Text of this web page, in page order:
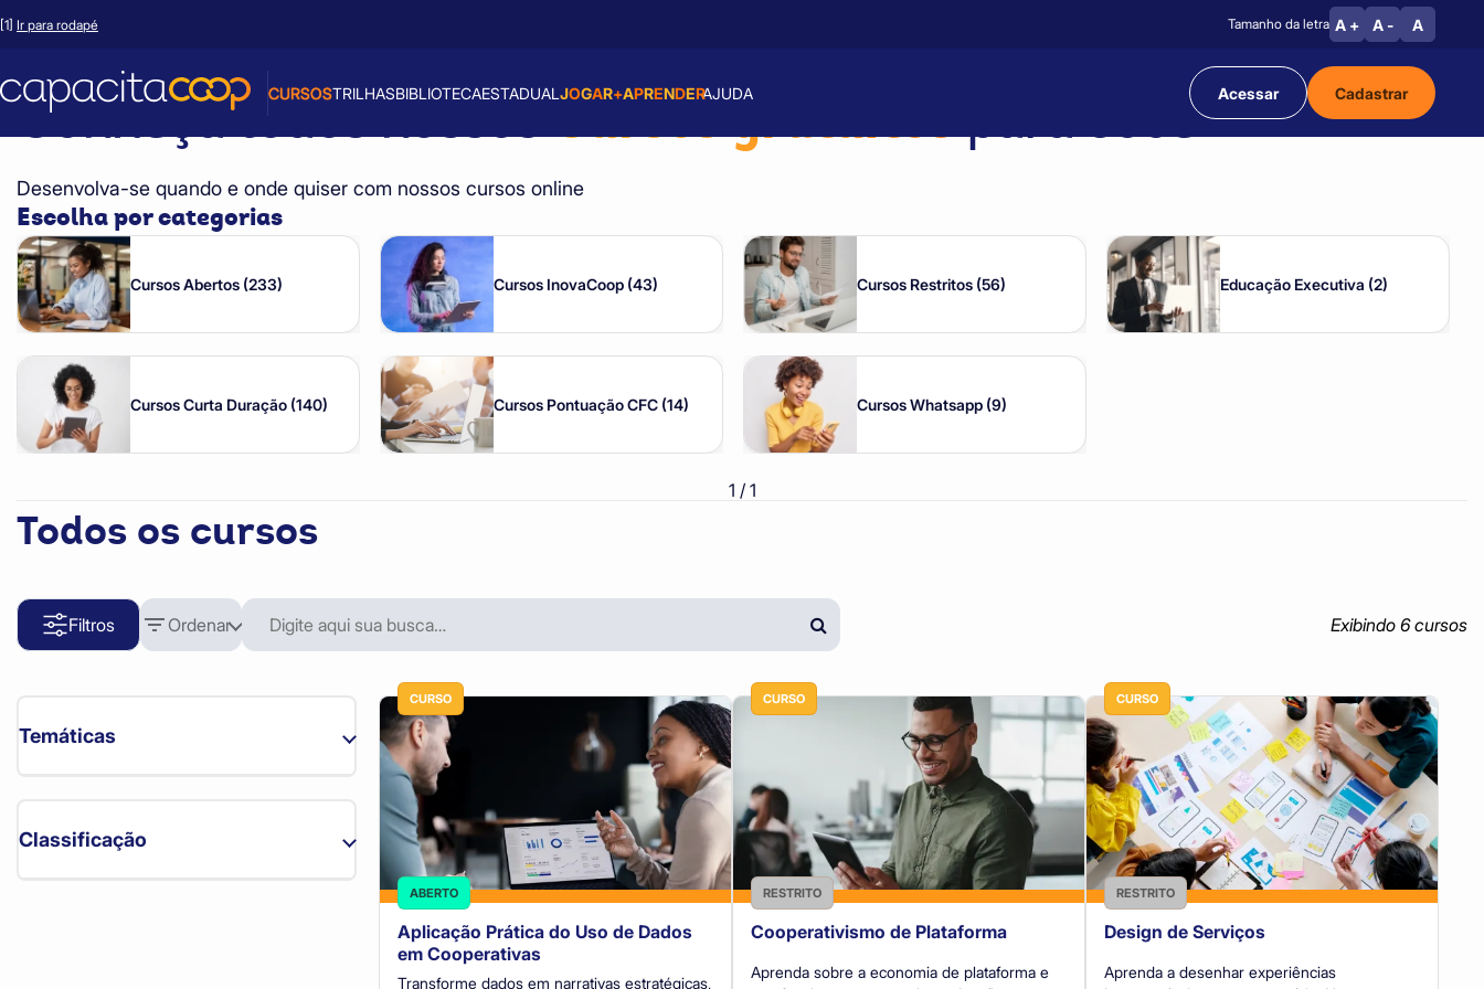
[1] Ir para rodapé Tamanho da letra A + A - A
CURSOSTRILHASBIBLIOTECAESTADUALJOGAR+APRENDERAJUDA Acessar Cadastrar
Conheça todos nossosCursos gratuitospara você
Desenvolva-se quando e onde quiser com nossos cursos online
Escolha por categorias
Cursos Abertos (233)
Cursos Curta Duração (140)
Cursos InovaCoop (43)
Cursos Pontuação CFC (14)
Cursos Restritos (56)
Cursos Whatsapp (9)
Educação Executiva (2)
1 / 1
Todos os cursos
Filtros Ordenar Exibindo 6cursos
Temáticas
Classificação
CURSO
ABERTO
Aplicação Prática do Uso de Dados
em Cooperativas
Transforme dados em narrativas estratégicas,
CURSO
RESTRITO
Cooperativismo de Plataforma
Aprenda sobre a economia de plataforma e
CURSO
RESTRITO
Design de Serviços
Aprenda a desenhar experiências